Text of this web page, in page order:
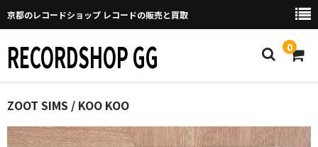
京都のレコードショップ レコードの販売と買取
RECORDSHOP GG 0
Home
マイページ
ZOOT SIMS / KOO KOO